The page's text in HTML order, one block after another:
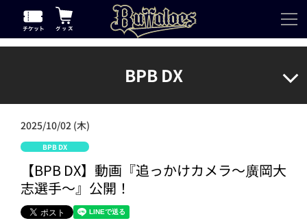
BPB DX
2025/10/02 (木)
BPB DX
【BPB DX】動画『追っかけカメラ～廣岡大
志選手～』公開！